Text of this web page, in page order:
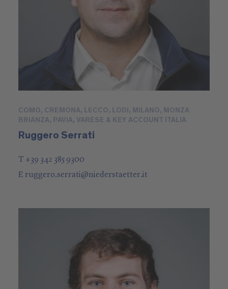
COMO, CREMONA, LECCO, LODI, MILANO, MONZA
BRIANZA, PAVIA, VARESE & KEY ACCOUNT ITALIA
Ruggero Serrati
T +39 342 385 9300
E ruggero.serrati@niederstaetter.it